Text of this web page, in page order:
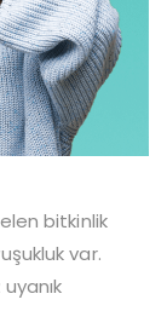
bitkinlik
var.